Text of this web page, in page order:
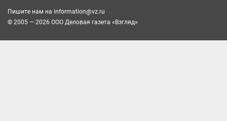
Пишите нам на information@vz.ru
© 2005 — 2026 ООО Деловая газета «Взгляд»